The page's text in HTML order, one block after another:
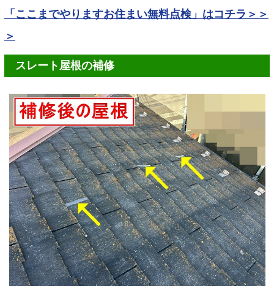
「ここまでやりますお住まい無料点検」はコチラ＞＞
＞
スレート屋根の補修